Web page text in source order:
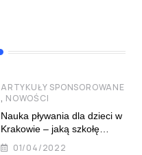
ARTYKUŁY SPONSOROWANE
, NOWOŚCI
Nauka pływania dla dzieci w
Krakowie – jaką szkołę
najlepiej wybrać?
01/04/2022